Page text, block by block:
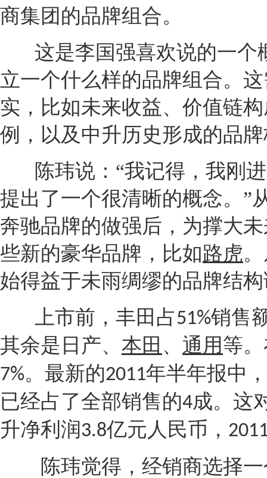
商集团的品牌组合。
这是李国强喜欢说的一个
立一个什么样的品牌组合。
实，比如未来收益、价值链
例，以及中升历史形成的品
陈玮说：“我记得，我刚
提出了一个很清晰的概念。”
奔驰品牌的做强后，为撑大
些新的豪华品牌，比如路虎
始得益于未雨绸缪的品牌结
上市前， 丰田 占51%销售
其余是 日产、 本田 、 通用等
7%。最新的2011年半年报中，
已经占了全部销售的4成。这
升净利润3.8亿元人民币，
陈玮觉得， 经销商选择